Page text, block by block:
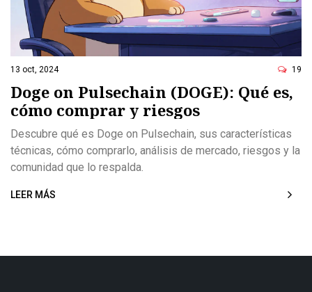
13 oct, 2024 19
Doge on Pulsechain (DOGE): Qué es,
cómo comprar y riesgos
Descubre qué es Doge on Pulsechain, sus características
técnicas, cómo comprarlo, análisis de mercado, riesgos y la
comunidad que lo respalda.
LEER MÁS